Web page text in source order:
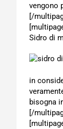
vengono
[/
Sidro di
in
bisogna
[/